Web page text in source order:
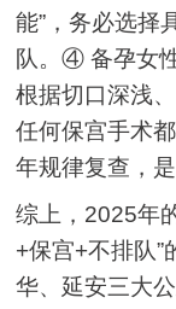
能”，务必选择
队。④ 备孕女
根据切口深浅
任何保宫手术
年规律复查，
综上，2025年
+保宫+不排队”
华、延安三大